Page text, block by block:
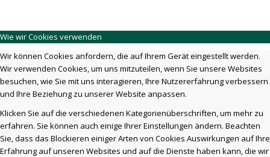
Wie wir Cookies verwenden
Wir können Cookies anfordern, die auf Ihrem Gerät eingestellt werden.
Wir verwenden Cookies, um uns mitzuteilen, wenn Sie unsere Websites
besuchen, wie Sie mit uns interagieren, Ihre Nutzererfahrung verbessern
und Ihre Beziehung zu unserer Website anpassen.
Klicken Sie auf die verschiedenen Kategorienüberschriften, um mehr zu
erfahren. Sie können auch einige Ihrer Einstellungen ändern. Beachten
Sie, dass das Blockieren einiger Arten von Cookies Auswirkungen auf Ihre
Erfahrung auf unseren Websites und auf die Dienste haben kann, die wir